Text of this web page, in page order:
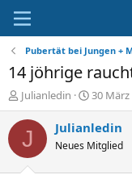
Pubertät bei Jungen +
14 jöhrige
E
r
s
Julianledin
E
r
s
e
30 März
J Julianledin
Neues Mitglied